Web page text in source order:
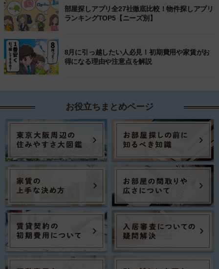
部屋探しアプリ全27社徹底比較！物件探しアプリ
ランキングTOP5【ニーズ別】
8月に引っ越したい人必見！初期費用や家賃がお
得になる理由や注意点を解説
お役立ちまとめページ